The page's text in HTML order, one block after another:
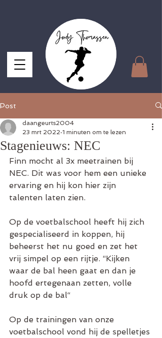
Post
Stagenieuws: NEC
daangeurts2004
23 mrt 2022 1 minuten om te lezen
Finn mocht al 3x meetrainen bij
NEC. Dit was voor hem een unieke
ervaring en hij kon hier zijn
talenten laten zien.
Op de voetbalschool heeft hij zich
gespecialiseerd in koppen, hij
beheerst het nu goed en zet het
vrij simpel op een rijtje. “Kijken
waar de bal heen gaat en dan je
hoofd ertegenaan zetten, volle
druk op de bal“
Op de trainingen van onze
voetbalschool vond hij de spelletjes